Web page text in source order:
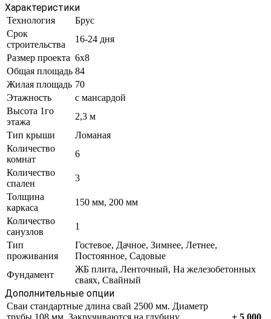
Характеристики
Технология
Брус
Срок
строительства
16-24 дня
Размер проекта 6x8
Общая площадь 84
Жилая площадь 70
Этажность
с мансардой
Высота 1го
этажа
2,3 м
Тип крыши
Ломаная
Количество
комнат
6
Количество
спален
3
Толщина
каркаса
150 мм, 200 мм
Количество
санузлов
1
Тип
проживания
Гостевое, Дачное, Зимнее, Летнее,
Постоянное, Садовые
Фундамент
ЖБ плита, Ленточный, На железобетонных
сваях, Свайный
Дополнительные опции
Сваи стандартные длина свай 2500 мм. Диаметр
трубы 108 мм. Закручиваются на глубину
+ 5 000